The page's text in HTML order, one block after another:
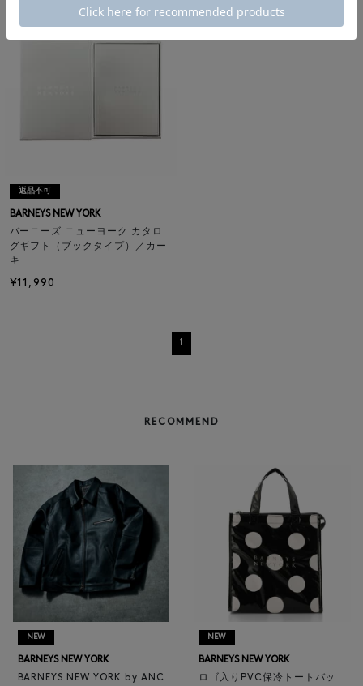
返品不可
BARNEYS NEW YORK
バーニーズ ニューヨーク カタロ
グギフト（ブックタイプ）／カー
キ
¥11,990
1
RECOMMEND
NEW
BARNEYS NEW YORK
BARNEYS NEW YORK by ANC
NEW
BARNEYS NEW YORK
ロゴ入りPVC保冷トートバッ